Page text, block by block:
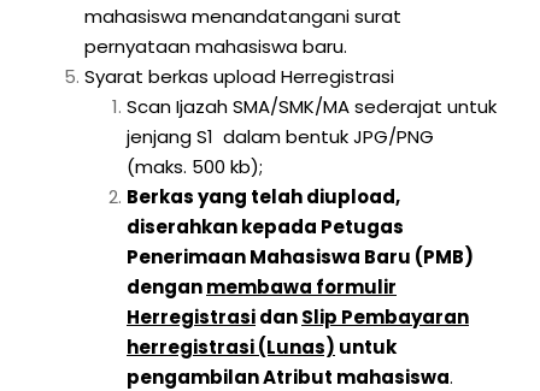
mahasiswa menandatangani surat
pernyataan mahasiswa baru.
Syarat berkas upload Herregistrasi
Scan Ijazah SMA/SMK/MA sederajat untuk
jenjang S1 dalam bentuk JPG/PNG
(maks. 500 kb);
Berkas yang telah diupload,
diserahkan kepada Petugas
Penerimaan Mahasiswa Baru (PMB)
denganmembawa formulir
HerregistrasidanSlip Pembayaran
herregistrasi (Lunas) untuk
pengambilan Atribut mahasiswa.